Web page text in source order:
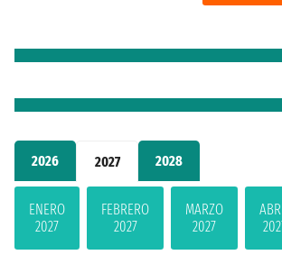
2026 2027 2028
ENERO
2027
FEBRERO
2027
MARZO
2027